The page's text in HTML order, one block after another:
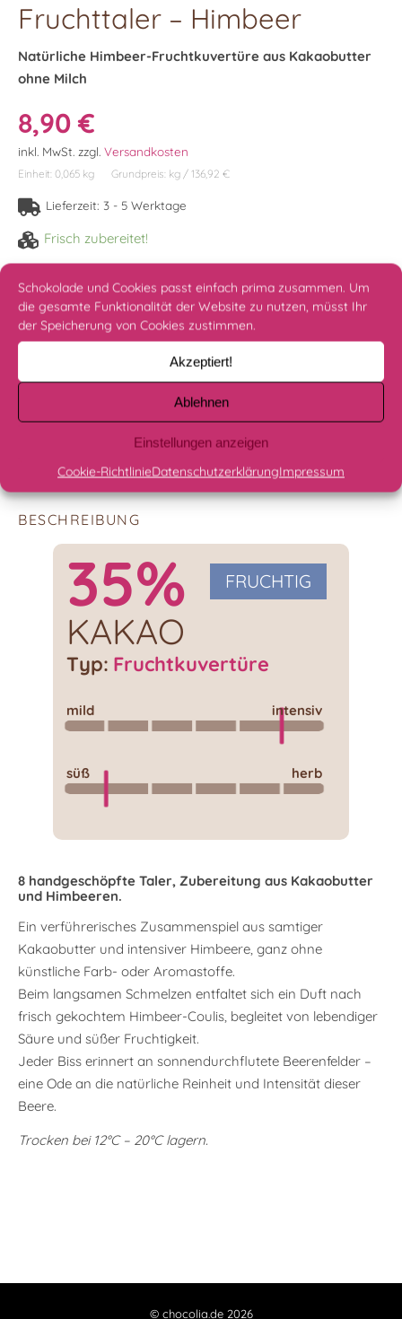
Schokolade und Cookies passt einfach prima zusammen. Um
die gesamte Funktionalität der Website zu nutzen, müsst Ihr
der Speicherung von Cookies zustimmen.
Akzeptiert!
Ablehnen
Einstellungen anzeigen
Cookie-RichtlinieDatenschutzerklärungImpressum
Fruchttaler – Himbeer
Natürliche Himbeer-Fruchtkuvertüre aus Kakaobutter
ohne Milch
8,90€
inkl. MwSt. zzgl. Versandkosten
Einheit: 0,065 kg Grundpreis: kg / 136,92 €
Lieferzeit: 3 - 5 Werktage
Frisch zubereitet!
IN DEN WARENKORB
Beschreibung
Nährwerte & Zutaten
Bewertungen (0)
BESCHREIBUNG
35%
KAKAO
FRUCHTIG
Typ: Fruchtkuvertüre
mild intensiv
süß herb
8 handgeschöpfte Taler, Zubereitung aus Kakaobutter
und Himbeeren.
Ein verführerisches Zusammenspiel aus samtiger
Kakaobutter und intensiver Himbeere, ganz ohne
künstliche Farb- oder Aromastoffe.
Beim langsamen Schmelzen entfaltet sich ein Duft nach
frisch gekochtem Himbeer-Coulis, begleitet von lebendiger
Säure und süßer Fruchtigkeit.
Jeder Biss erinnert an sonnendurchflutete Beerenfelder –
eine Ode an die natürliche Reinheit und Intensität dieser
Beere.
Trocken bei 12°C – 20°C lagern.
© chocolia.de 2026